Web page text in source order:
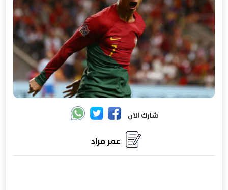
شارك الان
عمر مراد